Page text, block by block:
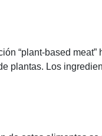
“plant-based
plantas. Los